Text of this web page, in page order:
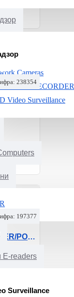
Cameras
VIDEO RECORDER
Video Surveillance
E-readers
Surveillance
238354
NET POE ADAPTER GBE/POE-24-7W-G-WH UBIQUITI
197377
NET POE ADAPTER/POE-15-12W UBIQUITI